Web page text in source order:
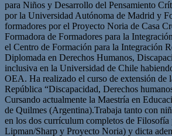
para Niños y Desarrollo del Pensamiento
por la Universidad Autónoma de Madrid y
formadores por el Proyecto Noria de Casa
Formadora de Formadores para la
el Centro de Formación para la Integración
Diplomada en Derechos Humanos,
inclusiva en la Universidad de Chile
OEA. Ha realizado el curso de extensión de
República “Discapacidad, Derechos
Cursando actualmente la Maestría en
de Quilmes (Argentina).Trabaja tanto con
en los dos currículum completos de
Lipman/Sharp y Proyecto Noria) y dicta